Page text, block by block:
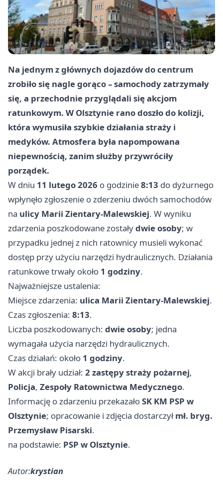
Na jednym z głównych dojazdów do centrum
zrobiło się nagle gorąco – samochody zatrzymały
się, a przechodnie przyglądali się akcjom
ratunkowym. W Olsztynie rano doszło do kolizji,
która wymusiła szybkie działania straży i
medyków. Atmosfera była napompowana
niepewnością, zanim służby przywróciły
porządek.
W dniu 11 lutego 2026 o godzinie8:13 do dyżurnego
wpłynęło zgłoszenie o zderzeniu dwóch samochodów
na ulicy Marii Zientary-Malewskiej. W wyniku
zdarzenia poszkodowane zostałydwie osoby; w
przypadku jednej z nich ratownicy musieli wykonać
dostęp przy użyciu narzędzi hydraulicznych. Działania
ratunkowe trwały około 1 godziny.
Najważniejsze ustalenia:
Miejsce zdarzenia: ulica Marii Zientary-Malewskiej.
Czas zgłoszenia: 8:13.
Liczba poszkodowanych: dwie osoby; jedna
wymagała użycia narzędzi hydraulicznych.
Czas działań: około 1 godziny.
W akcji brały udział: 2 zastępy straży pożarnej,
Policja, Zespoły Ratownictwa Medycznego.
Informację o zdarzeniu przekazałoSK KM PSP w
Olsztynie; opracowanie i zdjęcia dostarczyłmł. bryg.
Przemysław Pisarski.
na podstawie: PSP w Olsztynie.
Autor:krystian